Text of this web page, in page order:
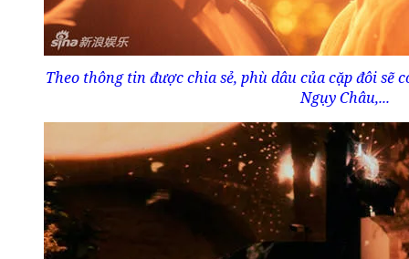
Theo thông tin được chia sẻ, phù dâu của cặp đôi sẽ
Ngụy Châu,...